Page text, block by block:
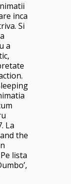
inca
Si
a
La
the
lista